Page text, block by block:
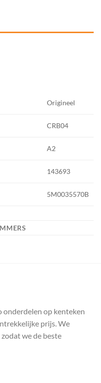
Origineel
CRB04
A2
143693
5M0035570B
onderdelen op kenteken
prijs. We
we de beste